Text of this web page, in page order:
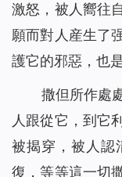
激怒，被人嚮往
願而對人産生了
護它的邪惡，也
撒但所作處
人跟從它，到它
被揭穿，被人認
復，等等這一切